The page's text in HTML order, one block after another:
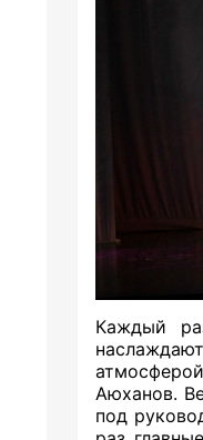
Каждый
Аюханов.
под